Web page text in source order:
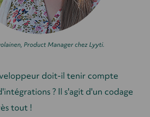
Product Manager chez Lyyti.
doit-il tenir compte
? Il s'agit d'un codage
tout !